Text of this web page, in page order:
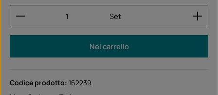
Quantità del prodotto: inserisci la quantità
Set
Nel carrello
Codice prodotto: 162239